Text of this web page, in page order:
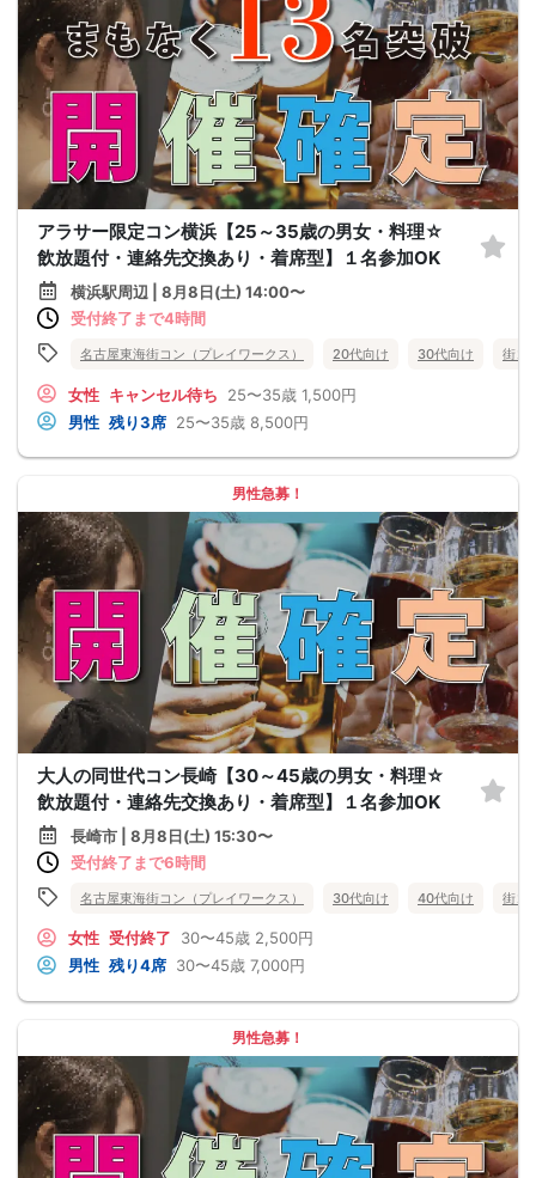
アラサー限定コン横浜【25～35歳の男女・料理☆
飲放題付・連絡先交換あり・着席型】１名参加OK
横浜駅周辺 | 8月8日(土) 14:00〜
受付終了まで4時間
名古屋東海街コン（プレイワークス） 20代向け 30代向け 街コ
女性 キャンセル待ち 25〜35歳 1,500円
男性 残り3席 25〜35歳 8,500円
男性急募！
大人の同世代コン長崎【30～45歳の男女・料理☆
飲放題付・連絡先交換あり・着席型】１名参加OK
長崎市 | 8月8日(土) 15:30〜
受付終了まで6時間
名古屋東海街コン（プレイワークス） 30代向け 40代向け 街コ
女性 受付終了 30〜45歳 2,500円
男性 残り4席 30〜45歳 7,000円
男性急募！